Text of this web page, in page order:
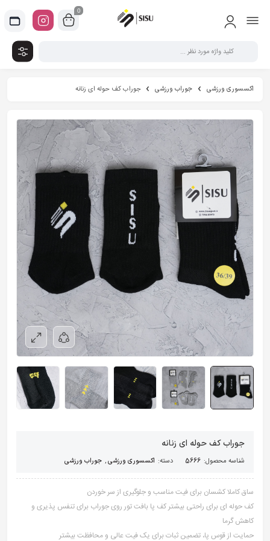
0
اکسسوری ورزشی جوراب ورزشی جوراب کف حوله ای زنانه
جوراب کف حوله ای زنانه
شناسه محصول: 5666 دسته: اکسسوری ورزشی, جوراب ورزشی
ساق کاملا کشسان برای فیت مناسب و جلوگیری از سر خوردن
کف حوله ای برای راحتی بیشتر کف پا بافت تور روی جوراب برای تنفس پذیری و
کاهش گرما
حمایت از قوس پا، تضمین ثبات برای یک فیت عالی و محافظت بیشتر